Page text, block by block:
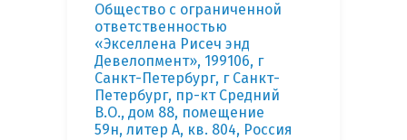
Общество с ограниченной
ответственностью
«Экселлена Рисеч энд
Девелопмент», 199106, г
Санкт-Петербург, г Санкт-
Петербург, пр-кт Средний
В.О., дом 88, помещение
59н, литер А, кв. 804, Россия